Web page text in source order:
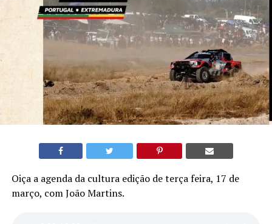
Oiça a agenda da cultura edição de terça feira, 17 de
março, com João Martins.